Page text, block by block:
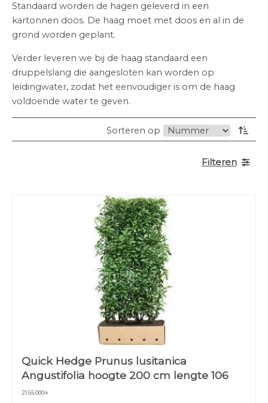
Standaard worden de hagen geleverd in een
kartonnen doos. De haag moet met doos en al in de
grond worden geplant.
Verder leveren we bij de haag standaard een
druppelslang die aangesloten kan worden op
leidingwater, zodat het eenvoudiger is om de haag
voldoende water te geven.
Sorteren op
Filteren
Quick Hedge Prunus lusitanica
Angustifolia hoogte 200 cm lengte 106
21.65.0004